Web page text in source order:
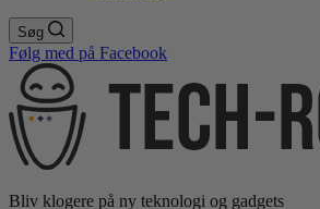
Søg
Følg med på Facebook
Bliv klogere på ny teknologi og gadgets